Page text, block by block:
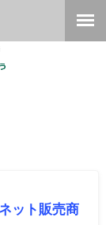
ット販売商